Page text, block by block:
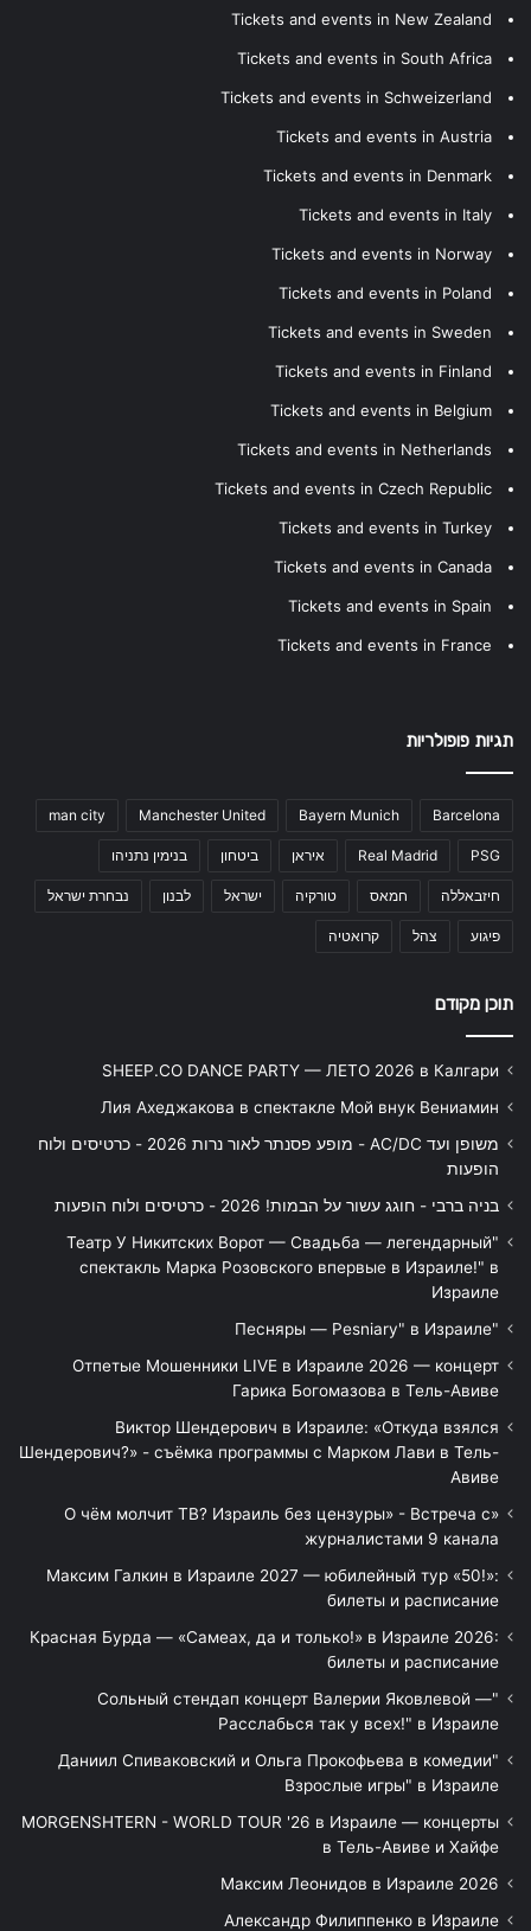
Tickets and events in New Zealand
Tickets and events in South Africa
Tickets and events in Schweizerland
Tickets and events in Austria
Tickets and events in Denmark
Tickets and events in Italy
Tickets and events in Norway
Tickets and events in Poland
Tickets and events in Sweden
Tickets and events in Finland
Tickets and events in Belgium
Tickets and events in Netherlands
Tickets and events in Czech Republic
Tickets and events in Turkey
Tickets and events in Canada
Tickets and events in Spain
Tickets and events in France
תגיות פופולריות
Barcelona
Bayern Munich
Manchester United
man city
PSG
Real Madrid איראן ביטחון בנימין נתניהו
חיזבאללה חמאס טורקיה ישראל לבנון נבחרת ישראל
פיגוע צהל קרואטיה
תוכן מקודם
SHEEP.CO DANCE PARTY — ЛЕТО 2026 в Калгари
Лия Ахеджакова в спектакле Мой внук Вениамин
משופן ועד AC/DC - מופע פסנתר לאור נרות 2026 - כרטיסים ולוח
הופעות
בניה ברבי - חוגג עשור על הבמות! 2026 - כרטיסים ולוח הופעות
"Театр У Никитских Ворот — Свадьба — легендарный
спектакль Марка Розовского впервые в Израиле!" в
Израиле
"Песняры — Pesniary" в Израиле
Отпетые Мошенники LIVE в Израиле 2026 — концерт
Гарика Богомазова в Тель-Авиве
Виктор Шендерович в Израиле: «Откуда взялся
Шендерович?» - съёмка программы с Марком Лави в Тель-
Авиве
«О чём молчит ТВ? Израиль без цензуры» - Встреча с
журналистами 9 канала
Максим Галкин в Израиле 2027 — юбилейный тур «50!»:
билеты и расписание
Красная Бурда — «Самеах, да и только!» в Израиле 2026:
билеты и расписание
"Сольный стендап концерт Валерии Яковлевой —
Расслабься так у всех!" в Израиле
"Даниил Спиваковский и Ольга Прокофьева в комедии
Взрослые игры" в Израиле
MORGENSHTERN - WORLD TOUR '26 в Израиле — концерты
в Тель-Авиве и Хайфе
Максим Леонидов в Израиле 2026
Александр Филиппенко в Израиле